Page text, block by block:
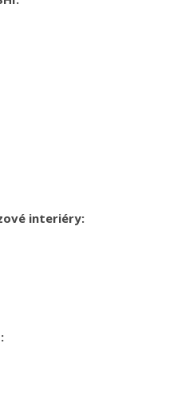
interiéry: